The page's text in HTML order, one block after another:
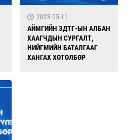
2023-05-11
АЙМГИЙН ЗДТГ-ЫН АЛБАН
ХААГЧДЫН СУРГАЛТ,
НИЙГМИЙН БАТАЛГААГ
ХАНГАХ ХӨТӨЛБӨР